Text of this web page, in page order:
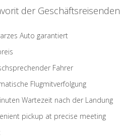
der Geschäftsreisenden
Auto garantiert
Fahrer
Flugmitverfolgung
Wartezeit nach der Landung
pickup at precise meeting